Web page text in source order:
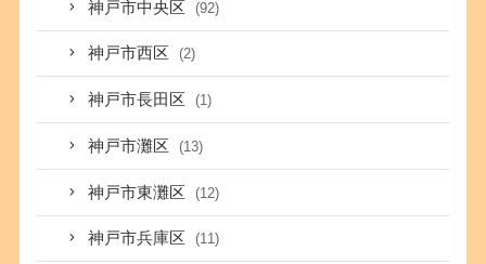
神戸市中央区 (92)
神戸市西区 (2)
神戸市長田区 (1)
神戸市灘区 (13)
神戸市東灘区 (12)
神戸市兵庫区 (11)